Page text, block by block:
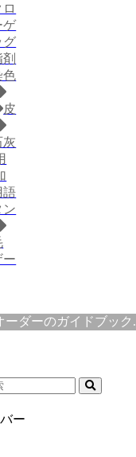
ロ
ゲ
グ
色
皮
灰
語
ン
ー
ーダーのガイドブック.
ー